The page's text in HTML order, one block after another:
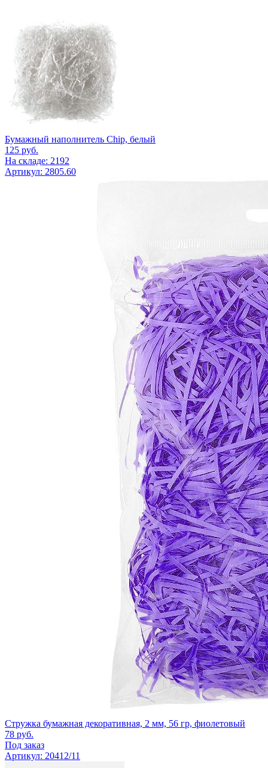
Бумажный наполнитель Chip, белый
125 руб.
На складе: 2192
Артикул: 2805.60
Стружка бумажная декоративная, 2 мм, 56 гр, фиолетовый
78 руб.
Под заказ
Артикул: 20412/11